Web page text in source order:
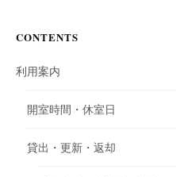
CONTENTS
利用案内
開室時間・休室日
貸出・更新・返却